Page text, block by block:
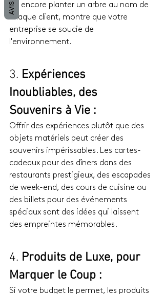
ou encore planter un arbre au nom de
chaque client, montre que votre
entreprise se soucie de
l'environnement.
3. Expériences
Inoubliables, des
Souvenirs à Vie :
Offrir des expériences plutôt que des
objets matériels peut créer des
souvenirs impérissables. Les cartes-
cadeaux pour des dîners dans des
restaurants prestigieux, des escapades
de week-end, des cours de cuisine ou
des billets pour des événements
spéciaux sont des idées qui laissent
des empreintes mémorables.
4. Produits de Luxe, pour
Marquer le Coup :
Si votre budget le permet, les produits
AVIS